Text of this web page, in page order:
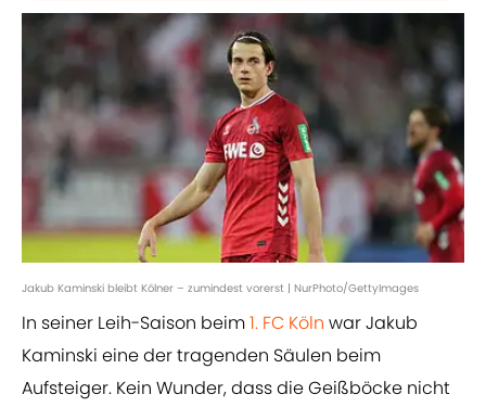
Jakub Kaminski bleibt Kölner – zumindest vorerst | NurPhoto/GettyImages
In seiner Leih-Saison beim1. FC Köln war Jakub
Kaminski eine der tragenden Säulen beim
Aufsteiger. Kein Wunder, dass die Geißböcke nicht